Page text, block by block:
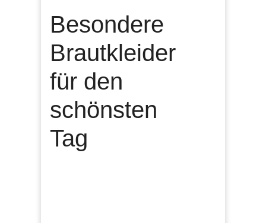
Besondere
Brautkleider
für den
schönsten
Tag